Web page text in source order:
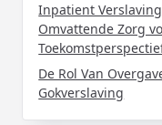
Inpatient
Omvattende Zorg
De Rol Van
Gokverslaving